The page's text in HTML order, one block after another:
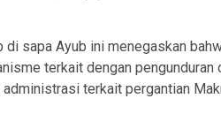
di sapa Ayub ini menegaskan
terkait dengan pengunduran
terkait pergantian